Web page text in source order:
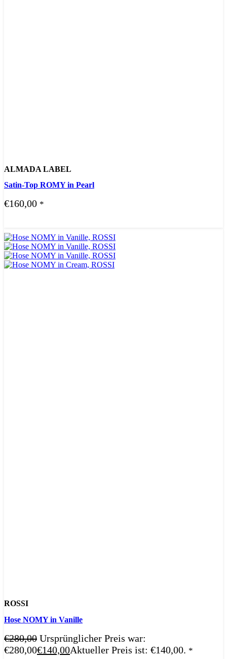
ALMADA LABEL
Satin-Top ROMY in Pearl
€160,00 *
ROSSI
Hose NOMY in Vanille
€280,00 Ursprünglicher Preis war:
€280,00€140,00Aktueller Preis ist: €140,00. *